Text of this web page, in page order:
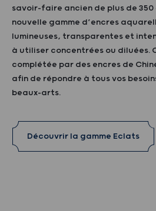
savoir-faire ancien de plus de 350
nouvelle gamme d’encres
lumineuses, transparentes et
à utiliser concentrées ou diluées.
complétée par des encres de
afin de répondre à tous vos
beaux-arts.
Découvrir la gamme Eclats